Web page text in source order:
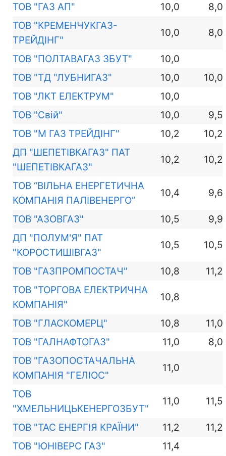
ТОВ "ГАЗ АП"
10,0
8,0
ТОВ "КРЕМЕНЧУКГАЗ-
ТРЕЙДІНГ"
10,0 8,0
ТОВ "ПОЛТАВАГАЗ ЗБУТ"
10,0
ТОВ "ТД "ЛУБНИГАЗ"
10,0
10,0
ТОВ "ЛКТ ЕЛЕКТРУМ"
10,0
ТОВ "Свій"
10,0
9,5
ТОВ "М ГАЗ ТРЕЙДІНГ"
10,2
10,2
ДП "ШЕПЕТІВКАГАЗ" ПАТ
"ШЕПЕТІВКАГАЗ"
10,2 10,2
ТОВ “ВІЛЬНА ЕНЕРГЕТИЧНА
КОМПАНІЯ ПАЛІВЕНЕРГО”
10,4 9,6
ТОВ "АЗОВГАЗ" 10,5
9,9
ДП "ПОЛУМ'Я" ПАТ
"КОРОСТИШІВГАЗ"
10,5 10,5
ТОВ "ГАЗПРОМПОСТАЧ" 10,8
11,2
ТОВ "ТОРГОВА ЕЛЕКТРИЧНА
КОМПАНІЯ"
10,8
ТОВ "ГЛАСКОМЕРЦ" 10,8
11,0
ТОВ "ГАЛНАФТОГАЗ"
11,0
8,0
ТОВ "ГАЗОПОСТАЧАЛЬНА
КОМПАНІЯ "ГЕЛІОС"
11,0
ТОВ
"ХМЕЛЬНИЦЬКЕНЕРГОЗБУТ"
11,0 11,5
ТОВ "ТАС ЕНЕРГІЯ КРАЇНИ" 11,2
11,2
ТОВ "ЮНІВЕРС ГАЗ"
11,4